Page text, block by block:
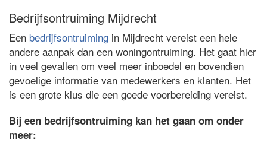
Bedrijfsontruiming Mijdrecht
Een bedrijfsontruiming in Mijdrecht vereist een hele
andere aanpak dan een woningontruiming. Het gaat hier
in veel gevallen om veel meer inboedel en bovendien
gevoelige informatie van medewerkers en klanten. Het
is een grote klus die een goede voorbereiding vereist.
Bij een bedrijfsontruiming kan het gaan om onder
meer: